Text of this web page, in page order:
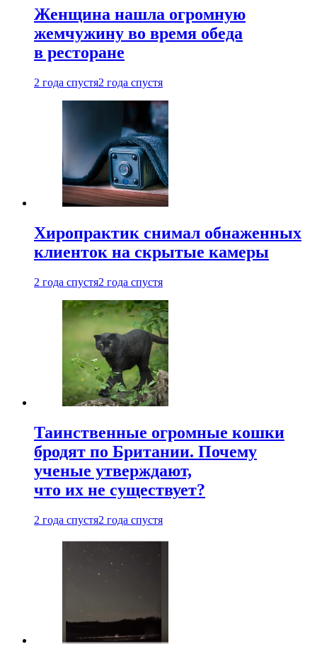
Женщина нашла огромную
жемчужину во время обеда
в ресторане
2 года спустя2 года спустя
Хиропрактик снимал обнаженных
клиенток на скрытые камеры
2 года спустя2 года спустя
Таинственные огромные кошки
бродят по Британии. Почему
ученые утверждают,
что их не существует?
2 года спустя2 года спустя